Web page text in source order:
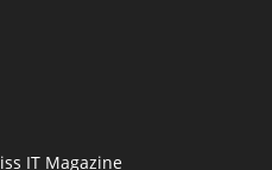
IT Magazine